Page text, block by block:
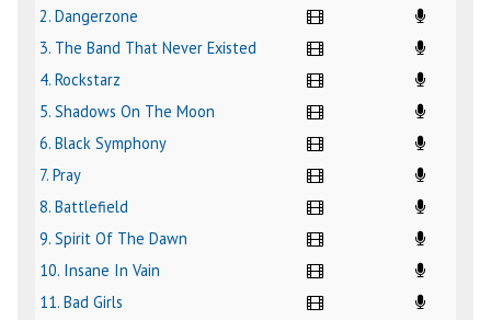
2. Dangerzone
3. The Band That Never Existed
4. Rockstarz
5. Shadows On The Moon
6. Black Symphony
7. Pray
8. Battlefield
9. Spirit Of The Dawn
10. Insane In Vain
11. Bad Girls